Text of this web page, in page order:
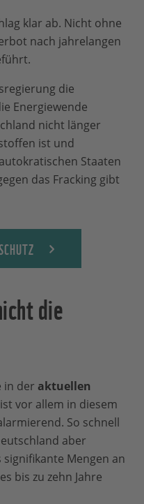
klar ab. Nicht ohne
nach jahrelangen
die
Energiewende
nicht länger
ist und
Staaten
das Fracking gibt
die
in der aktuellen
vor allem in diesem
So schnell
aber
signifikante Mengen an
bis zu zehn Jahre